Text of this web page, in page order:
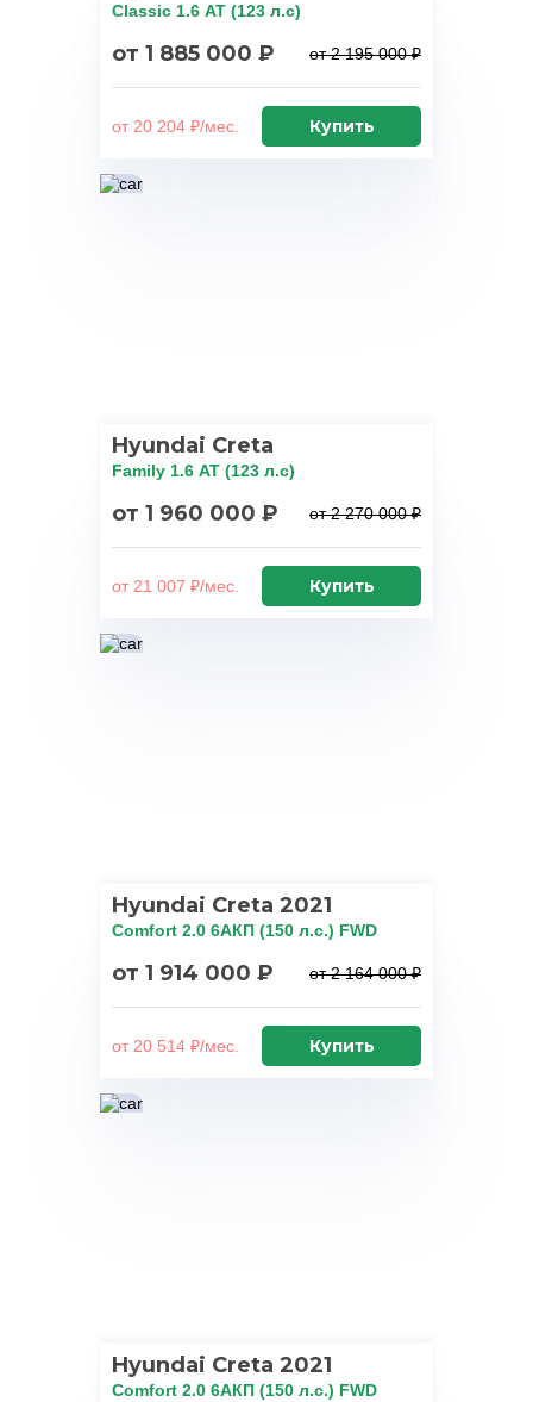
Classic 1.6 АТ (123 л.с)
от 1 885 000 ₽ от 2 195 000 ₽
от 20 204 ₽/мес. Купить
Hyundai Creta
Family 1.6 АТ (123 л.с)
от 1 960 000 ₽ от 2 270 000 ₽
от 21 007 ₽/мес. Купить
Hyundai Creta 2021
Comfort 2.0 6AКП (150 л.с.) FWD
от 1 914 000 ₽ от 2 164 000 ₽
от 20 514 ₽/мес. Купить
Hyundai Creta 2021
Comfort 2.0 6AКП (150 л.с.) FWD